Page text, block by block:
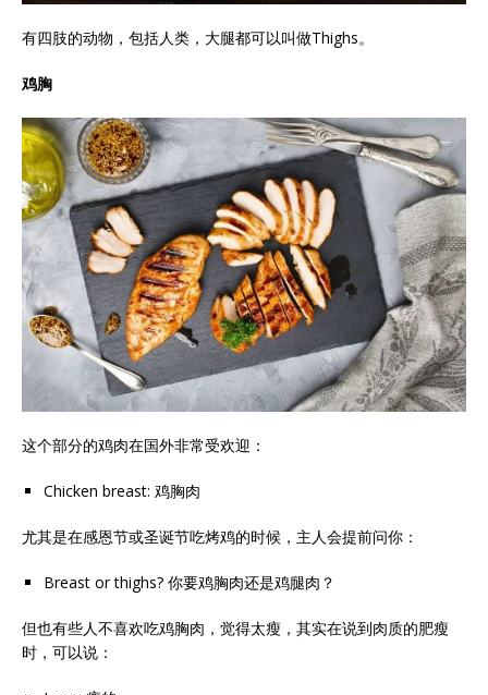
有四肢的动物，包括人类，大腿都可以叫做Thighs。
鸡胸
这个部分的鸡肉在国外非常受欢迎：
Chicken breast: 鸡胸肉
尤其是在感恩节或圣诞节吃烤鸡的时候，主人会提前问你：
Breast or thighs? 你要鸡胸肉还是鸡腿肉？
但也有些人不喜欢吃鸡胸肉，觉得太瘦，其实在说到肉质的肥瘦
时，可以说：